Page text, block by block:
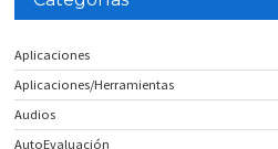
Aplicaciones
Aplicaciones/Herramientas
Audios
AutoEvaluación